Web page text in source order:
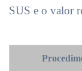
SUS e o valor